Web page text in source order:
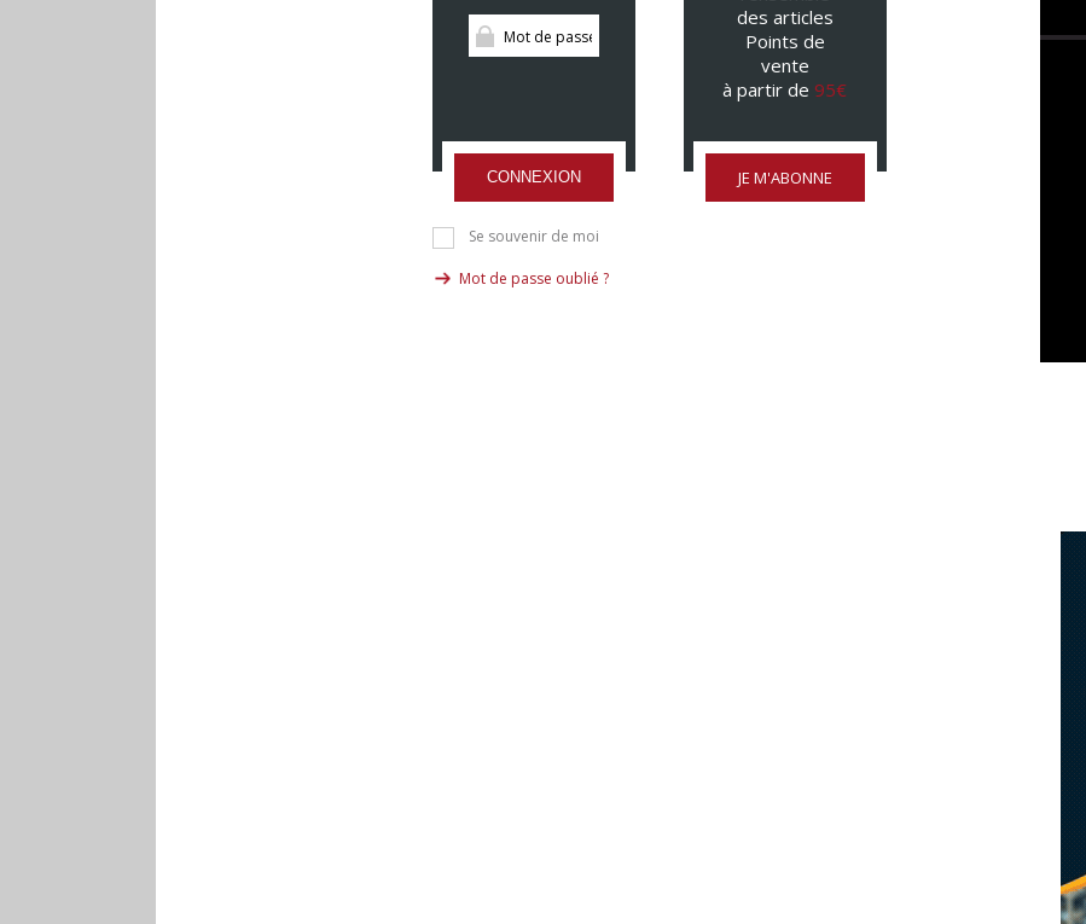
CONNEXION
Se souvenir de moi
Mot de passe oublié ?
des articles
Points de
vente
à partir de 95€
JE M'ABONNE